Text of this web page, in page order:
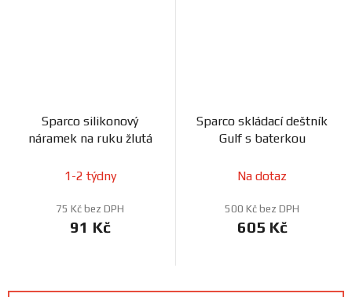
Sparco silikonový
náramek na ruku žlutá
1-2 týdny
75 Kč bez DPH
91 Kč
Sparco skládací deštník
Gulf s baterkou
Na dotaz
500 Kč bez DPH
605 Kč